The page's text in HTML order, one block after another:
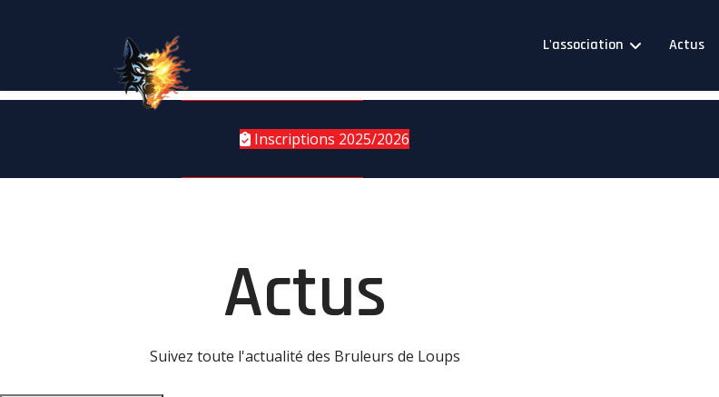
L'association Actus
Inscriptions 2025/2026
Actus
Suivez toute l'actualité des Bruleurs de Loups